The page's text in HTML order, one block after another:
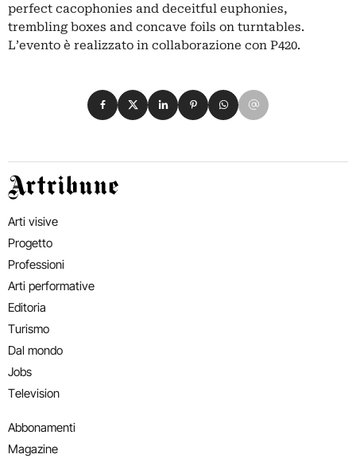
perfect cacophonies and deceitful euphonies,
trembling boxes and concave foils on turntables.
L’evento è realizzato in collaborazione con P420.
Condividi su Facebook
Condividi su X
Condividi su LinkedIn
Condividi su Pinterest
Condividi su WhatsApp
Condividi su Email
Artribune
Arti visive
Progetto
Professioni
Arti performative
Editoria
Turismo
Dal mondo
Jobs
Television
Abbonamenti
Magazine